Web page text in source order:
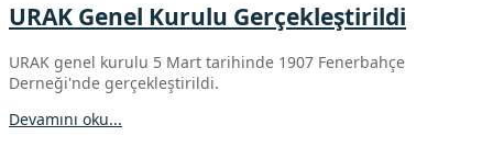
URAK Genel Kurulu Gerçekleştirildi
URAK genel kurulu 5 Mart tarihinde 1907 Fenerbahçe
Derneği'nde gerçekleştirildi.
Devamını oku...